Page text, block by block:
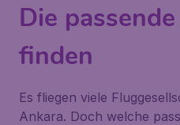
Die
finden
Es fliegen viele
Ankara. Doch welche